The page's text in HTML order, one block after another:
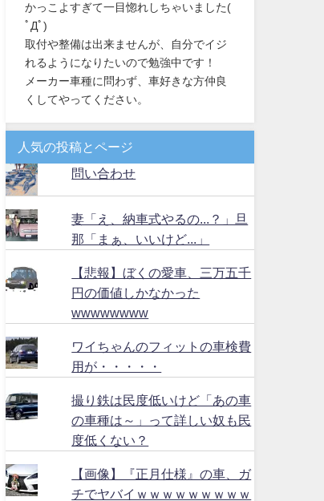
かっこよすぎて一目惚れしちゃいました(
ﾟДﾟ)
取付や整備は出来ませんが、自分でイジ
れるようになりたいので勉強中です！
メーカー車種に問わず、車好きな方仲良
くしてやってください。
人気の投稿とページ
問い合わせ
妻「え、納車式やるの...？」旦
那「まぁ、いいけど...」
【悲報】ぼくの愛車、三万五千
円の価値しかなかった
wwwwwwww
ワイちゃんのフィットの車検費
用が・・・・・
撮り鉄は民度低いけど「あの車
の車種は～」って詳しい奴も民
度低くない？
【画像】『正月仕様』の車、ガ
チでヤバイｗｗｗｗｗｗｗｗｗ